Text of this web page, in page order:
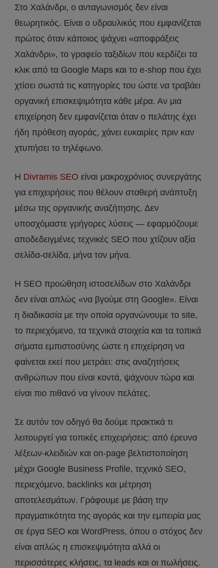
Στο Χαλάνδρι, ο ανταγωνισμός δεν είναι
θεωρητικός. Είναι ο υδραυλικός που εμφανίζεται
πρώτος όταν κάποιος ψάχνει «αποφράξεις
Χαλάνδρι», το γραφείο ταξιδίων που κερδίζει τα
κλικ από τα Google Maps και το e-shop που έχει
χτίσει σωστά τις κατηγορίες του ώστε να τραβάει
οργανική επισκεψιμότητα κάθε μέρα. Αν μια
επιχείρηση δεν εμφανίζεται όταν ο πελάτης έχει
ήδη πρόθεση αγοράς, χάνει ευκαιρίες πριν καν
χτυπήσει το τηλέφωνο.
Η Divramis SEO είναι μακροχρόνιος συνεργάτης
για επιχειρήσεις που θέλουν σταθερή ανάπτυξη
μέσω της οργανικής αναζήτησης. Δεν
υποσχόμαστε γρήγορες λύσεις — εφαρμόζουμε
αποδεδειγμένες τεχνικές SEO που χτίζουν αξία
σελίδα-σελίδα, μήνα τον μήνα.
Η SEO προώθηση ιστοσελίδων στο Χαλάνδρι
δεν είναι απλώς «να βγούμε στη Google». Είναι
η διαδικασία με την οποία οργανώνουμε το site,
το περιεχόμενο, τα τεχνικά στοιχεία και τα τοπικά
σήματα εμπιστοσύνης ώστε η επιχείρηση να
φαίνεται εκεί που μετράει: στις αναζητήσεις
ανθρώπων που είναι κοντά, ψάχνουν τώρα και
είναι πιο πιθανό να γίνουν πελάτες.
Σε αυτόν τον οδηγό θα δούμε πρακτικά τι
λειτουργεί για τοπικές επιχειρήσεις: από έρευνα
λέξεων-κλειδιών και on-page βελτιστοποίηση
μέχρι Google Business Profile, τεχνικό SEO,
περιεχόμενο, backlinks και μέτρηση
αποτελεσμάτων. Γράφουμε με βάση την
πραγματικότητα της αγοράς και την εμπειρία μας
σε έργα SEO και WordPress, όπου ο στόχος δεν
είναι απλώς η επισκεψιμότητα αλλά οι
περισσότερες κλήσεις, τα leads και οι πωλήσεις.